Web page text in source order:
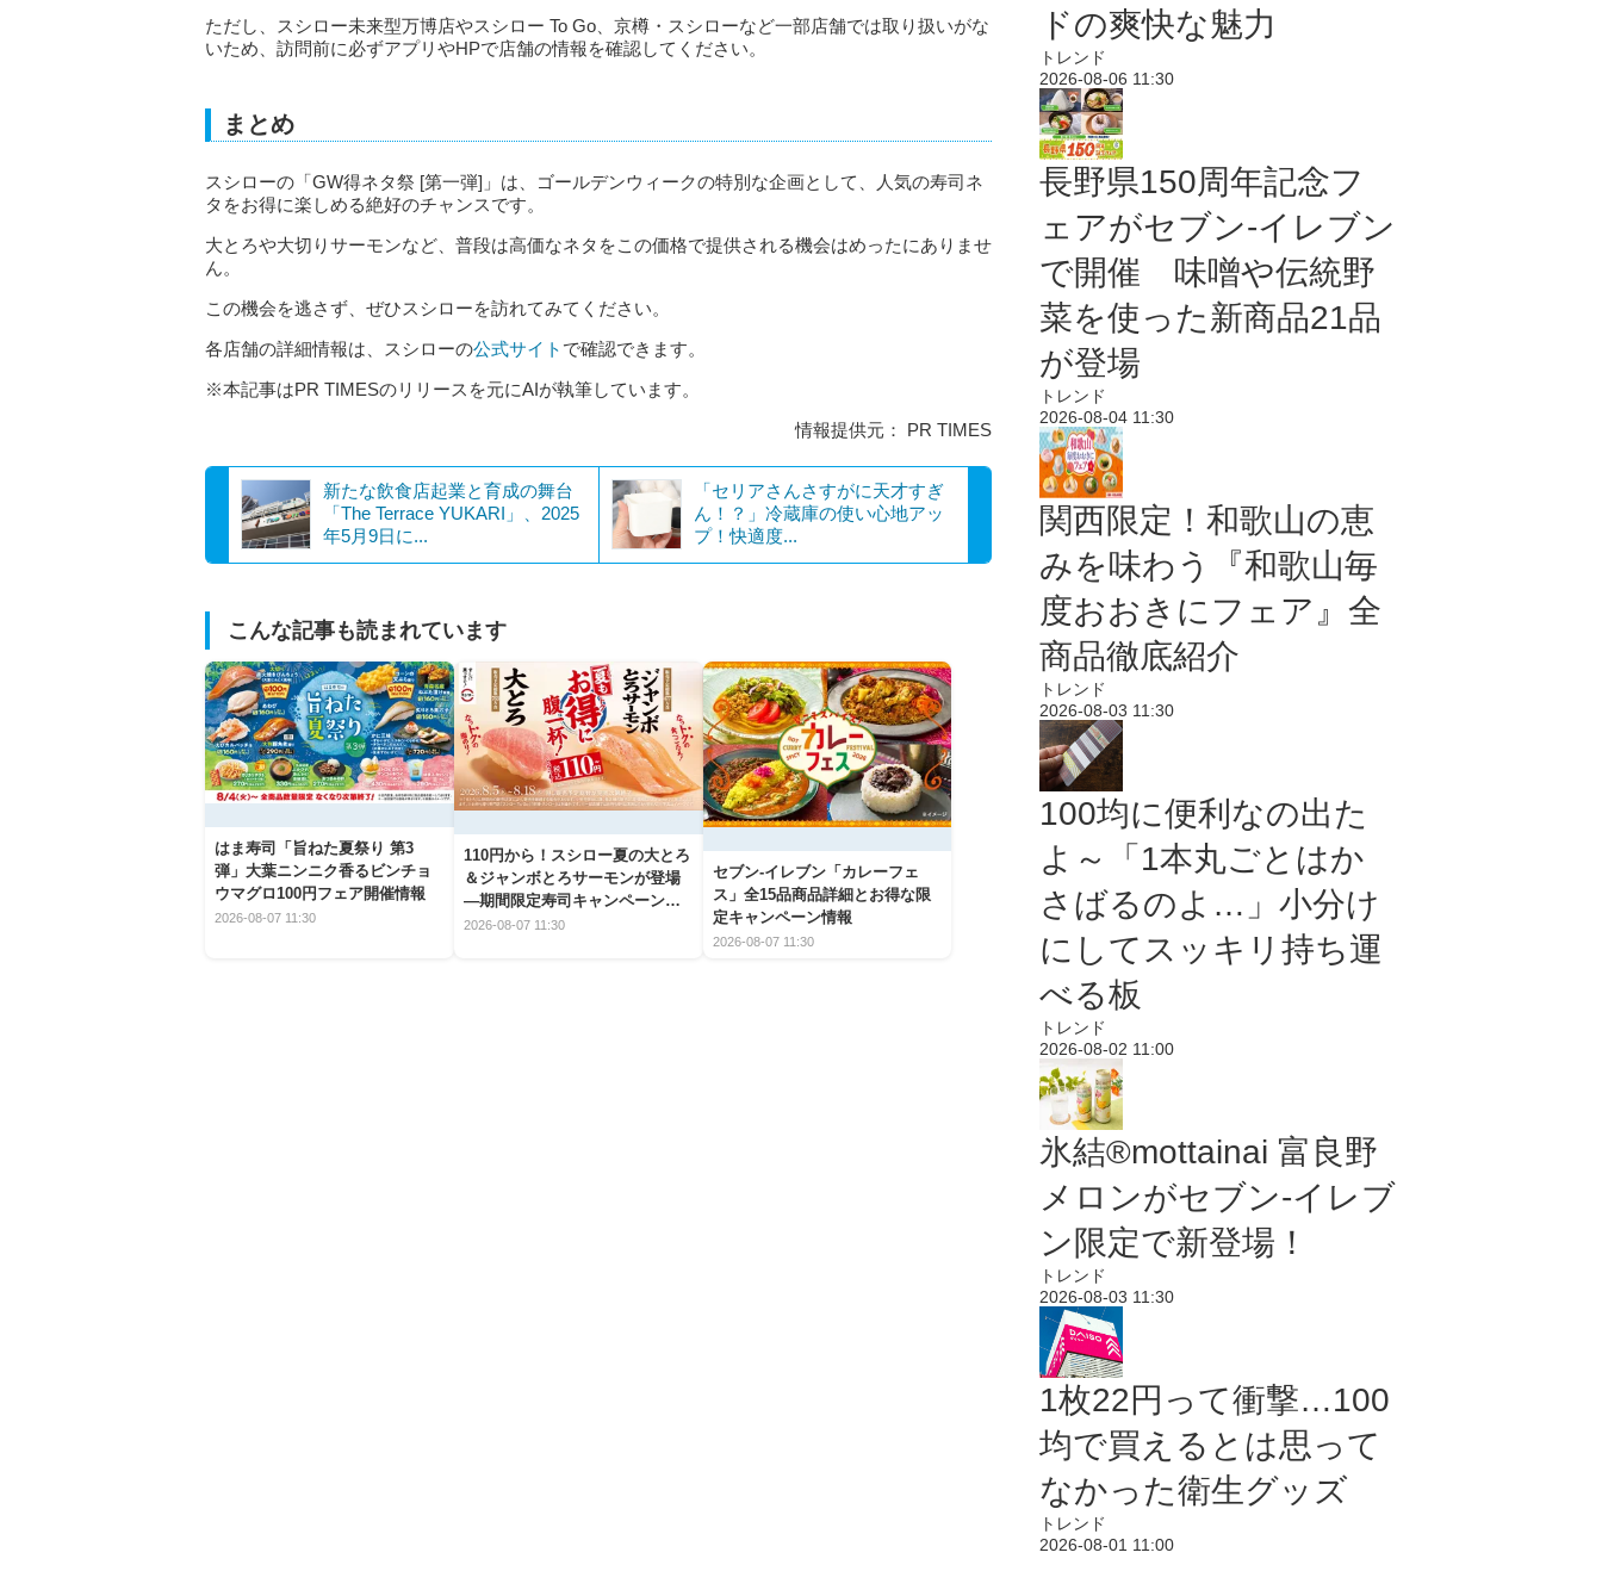
ただし、スシロー未来型万博店やスシロー To Go、京樽・スシローなど一部店舗では取り扱いがな
いため、訪問前に必ずアプリやHPで店舗の情報を確認してください。
まとめ
スシローの「GW得ネタ祭 [第一弾]」は、ゴールデンウィークの特別な企画として、人気の寿司ネ
タをお得に楽しめる絶好のチャンスです。
大とろや大切りサーモンなど、普段は高価なネタをこの価格で提供される機会はめったにありませ
ん。
この機会を逃さず、ぜひスシローを訪れてみてください。
各店舗の詳細情報は、スシローの公式サイト で確認できます。
※本記事はPR TIMESのリリースを元にAIが執筆しています。
情報提供元： PR TIMES
新たな飲食店起業と育成の舞台
「The Terrace YUKARI」、2025
年5月9日に...
「セリアさんさすがに天才すぎ
ん！？」冷蔵庫の使い心地アッ
プ！快適度...
こんな記事も読まれています
はま寿司「旨ねた夏祭り 第3
弾」大葉ニンニク香るビンチョ
ウマグロ100円フェア開催情報
2026-08-07 11:30
110円から！スシロー夏の大とろ
＆ジャンボとろサーモンが登場
―期間限定寿司キャンペーンま
とめ
2026-08-07 11:30
セブン‐イレブン「カレーフェ
ス」全15品商品詳細とお得な限
定キャンペーン情報
2026-08-07 11:30
ドの爽快な魅力
トレンド
2026-08-06 11:30
長野県150周年記念フ
ェアがセブン-イレブン
で開催 味噌や伝統野
菜を使った新商品21品
が登場
トレンド
2026-08-04 11:30
関西限定！和歌山の恵
みを味わう『和歌山毎
度おおきにフェア』全
商品徹底紹介
トレンド
2026-08-03 11:30
100均に便利なの出た
よ～「1本丸ごとはか
さばるのよ…」小分け
にしてスッキリ持ち運
べる板
トレンド
2026-08-02 11:00
氷結®mottainai 富良野
メロンがセブン‐イレブ
ン限定で新登場！
トレンド
2026-08-03 11:30
1枚22円って衝撃…100
均で買えるとは思って
なかった衛生グッズ
トレンド
2026-08-01 11:00